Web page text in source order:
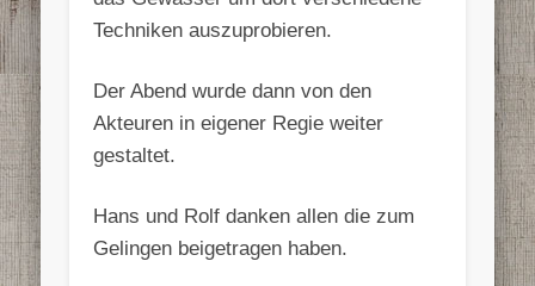
Techniken auszuprobieren.
Der Abend wurde dann von den
Akteuren in eigener Regie weiter
gestaltet.
Hans und Rolf danken allen die zum
Gelingen beigetragen haben.